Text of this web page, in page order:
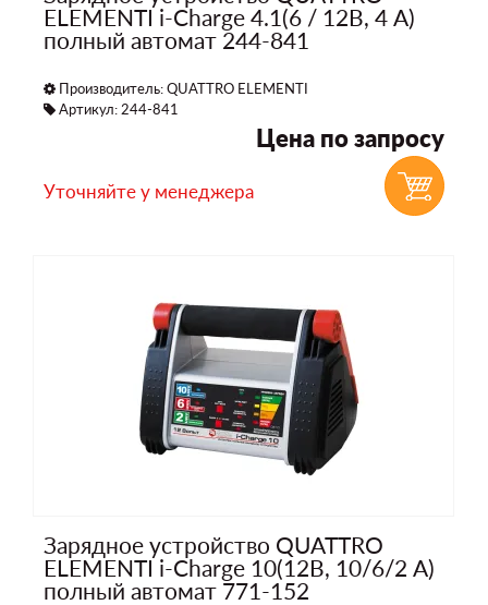
ELEMENTI i-Charge 4.1(6 / 12В, 4 А)
полный автомат 244-841
Производитель:QUATTRO ELEMENTI
Артикул: 244-841
Цена по запросу
Уточняйте у менеджера
Зарядное устройство QUATTRO
ELEMENTI i-Charge 10(12В, 10/6/2 А)
полный автомат 771-152